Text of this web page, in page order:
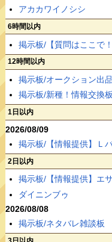
アカカワイノシシ
6時間以内
掲示板/【質問はここで
12時間以内
掲示板/オークション出
掲示板/新種！情報交換板
1日以内
2026/08/09
掲示板/【情報提供】Ｌ
2日以内
掲示板/【情報提供】エ
ダイニンブゥ
2026/08/08
掲示板/ネタバレ雑談板